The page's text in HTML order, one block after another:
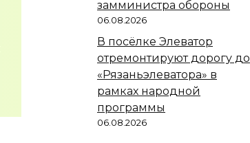
замминистра обороны
06.08.2026
В посёлке Элеватор
отремонтируют дорогу до
«Рязаньэлеватора» в
рамках народной
программы
06.08.2026